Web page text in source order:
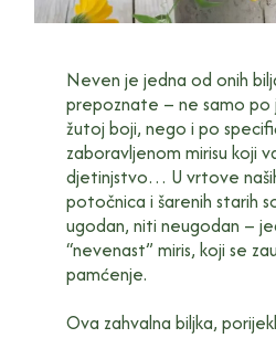
Neven je jedna od onih
prepoznate – ne samo po
žutoj boji, nego i po
zaboravljenom mirisu koji
djetinjstvo… U vrtove
potočnica i šarenih starih
ugodan, niti neugodan –
“nevenast” miris, koji se
pamćenje.
Ova zahvalna biljka,